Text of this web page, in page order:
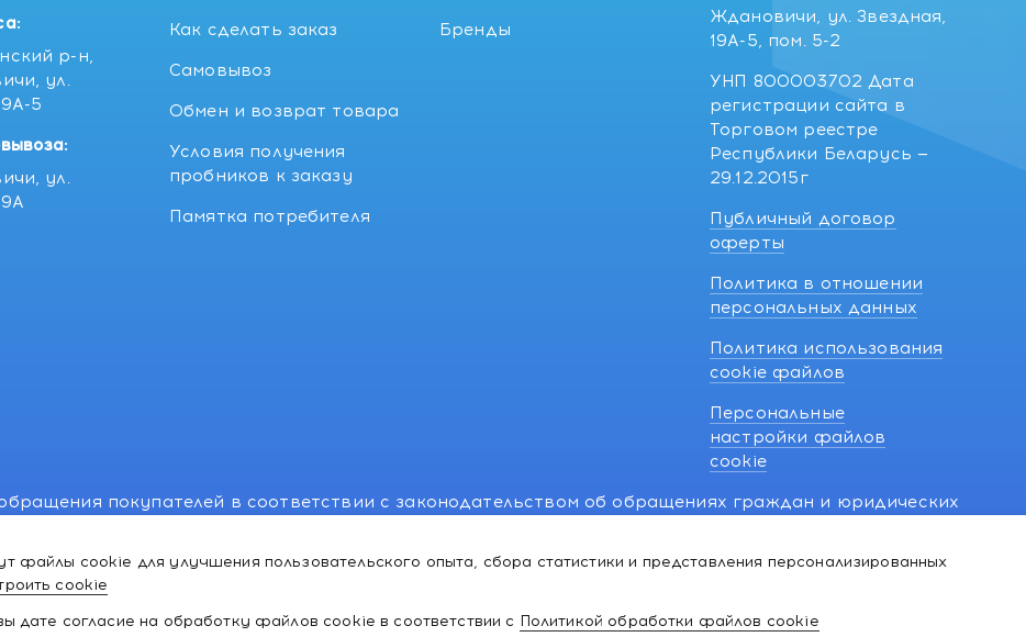
файлы cookie для улучшения пользовательского опыта, сбора статистики и представления персонализированных
cookie
дате согласие на обработку файлов cookie в соответствии с Политикой обработки файлов cookie
р-н,
ул.
5
ул.
Как сделать заказ
Самовывоз
Обмен и возврат товара
Условия получения
пробников к заказу
Памятка потребителя
Бренды
Ждановичи, ул. Звездная,
19А-5, пом. 5-2
УНП 800003702 Дата
регистрации сайта в
Торговом реестре
Республики Беларусь —
29.12.2015г
Публичный договор
оферты
Политика в отношении
персональных данных
Политика использования
cookie файлов
Персональные
настройки файлов
cookie
покупателей в соответствии с законодательством об обращениях граждан и юридических
рассматривать обращения покупателей о нарушении их прав, предусмотренных
55-88 (для всех мобильных операторов), info@kakvapteke.by